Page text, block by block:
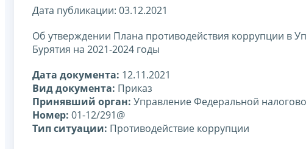
Дата публикации: 03.12.2021
Об утверждении Плана противодействия коррупции в
Бурятия на 2021-2024 годы
Дата документа: 12.11.2021
Вид документа: Приказ
Принявший орган: Управление Федеральной
Номер: 01-12/291@
Тип ситуации: Противодействие коррупции